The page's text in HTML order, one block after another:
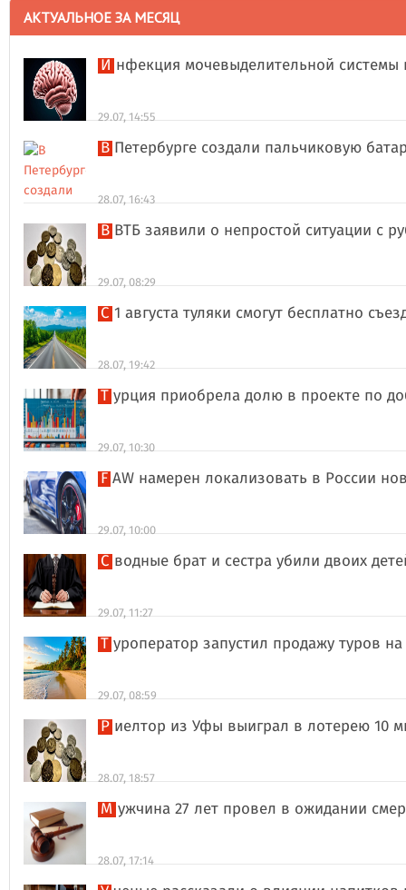
АКТУАЛЬНОЕ ЗА МЕСЯЦ
Инфекция мочевыделительной
29.07, 14:55
В Петербурге создали пальчиковую
28.07, 16:43
В ВТБ заявили о непростой ситуации с
29.07, 08:29
С 1 августа туляки смогут бесплатно
28.07, 19:42
Турция приобрела долю в проекте по
29.07, 10:30
FAW намерен локализовать в России
29.07, 10:00
Сводные брат и сестра убили двоих
29.07, 11:27
Туроператор запустил продажу туров
29.07, 08:59
Риелтор из Уфы выиграл в лотерею 10
28.07, 18:57
Мужчина 27 лет провел в ожидании
28.07, 17:14